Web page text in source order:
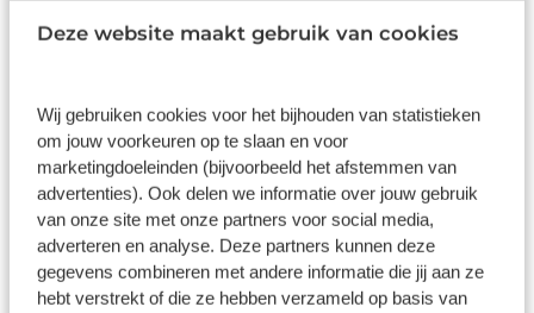
Deze website maakt gebruik van cookies
Wij gebruiken cookies voor het bijhouden van statistieken
om jouw voorkeuren op te slaan en voor
marketingdoeleinden (bijvoorbeeld het afstemmen van
advertenties). Ook delen we informatie over jouw gebruik
van onze site met onze partners voor social media,
adverteren en analyse. Deze partners kunnen deze
gegevens combineren met andere informatie die jij aan ze
hebt verstrekt of die ze hebben verzameld op basis van
2
1 26 reviews
Bekijk alle reviews